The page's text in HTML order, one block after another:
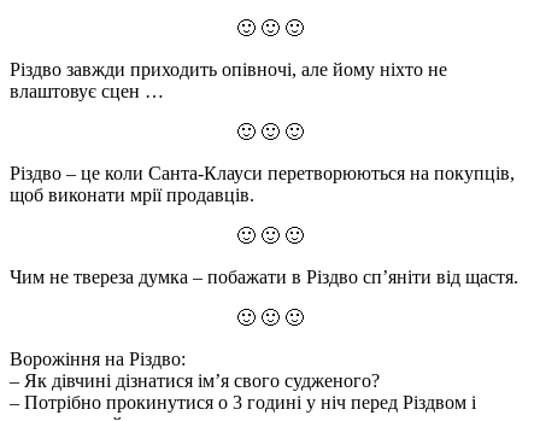
🙂 🙂 🙂
Різдво завжди приходить опівночі, але йому ніхто не
влаштовує сцен …
🙂 🙂 🙂
Різдво – це коли Санта-Клауси перетворюються на покупців,
щоб виконати мрії продавців.
🙂 🙂 🙂
Чим не твереза думка – побажати в Різдво сп’яніти від щастя.
🙂 🙂 🙂
Ворожіння на Різдво:
– Як дівчині дізнатися ім’я свого судженого?
– Потрібно прокинутися о 3 годині у ніч перед Різдвом і